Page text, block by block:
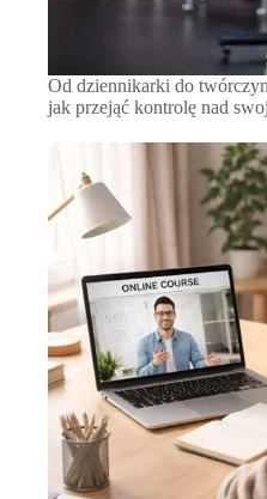
Od dziennikarki do
jak przejąć kontrolę nad